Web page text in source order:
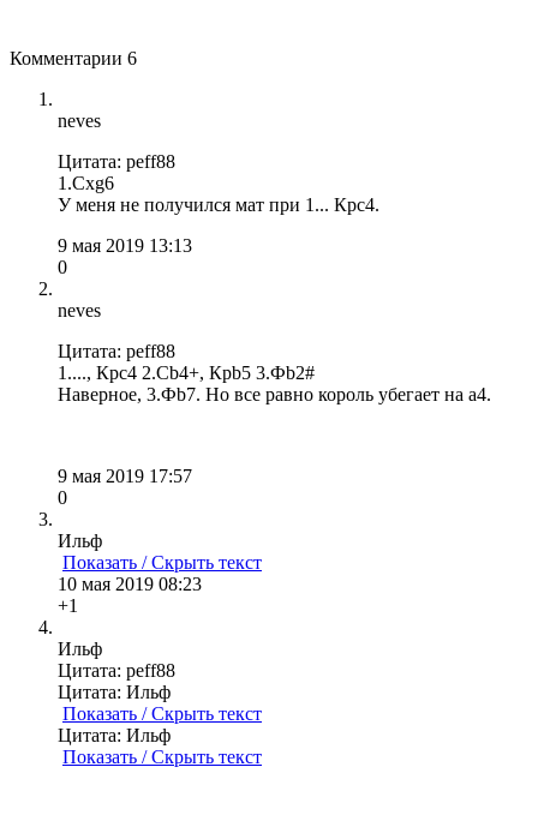
Комментарии 6
neves
Цитата: peff88
1.Cxg6
У меня не получился мат при 1... Крc4.
9 мая 2019 13:13
0
neves
Цитата: peff88
1...., Крс4 2.Сb4+, Крb5 3.Фb2#
Наверное, 3.Фb7. Но все равно король убегает на a4.
9 мая 2019 17:57
0
Ильф
Показать / Скрыть текст
10 мая 2019 08:23
+1
Ильф
Цитата: peff88
Цитата: Ильф
Показать / Скрыть текст
Цитата: Ильф
Показать / Скрыть текст